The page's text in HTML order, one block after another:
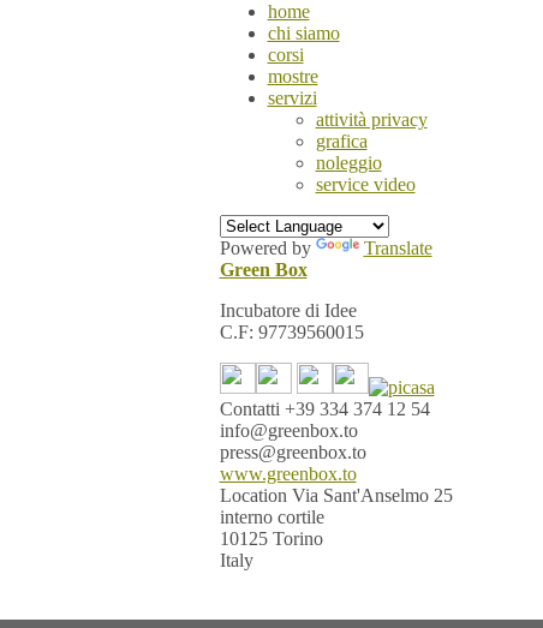
home
chi siamo
corsi
mostre
servizi
attività privacy
grafica
noleggio
service video
Powered by
Translate
Green Box
Incubatore di Idee
C.F: 97739560015
Contatti +39 334 374 12 54
info@greenbox.to
press@greenbox.to
www.greenbox.to
Location Via Sant'Anselmo 25
interno cortile
10125 Torino
Italy